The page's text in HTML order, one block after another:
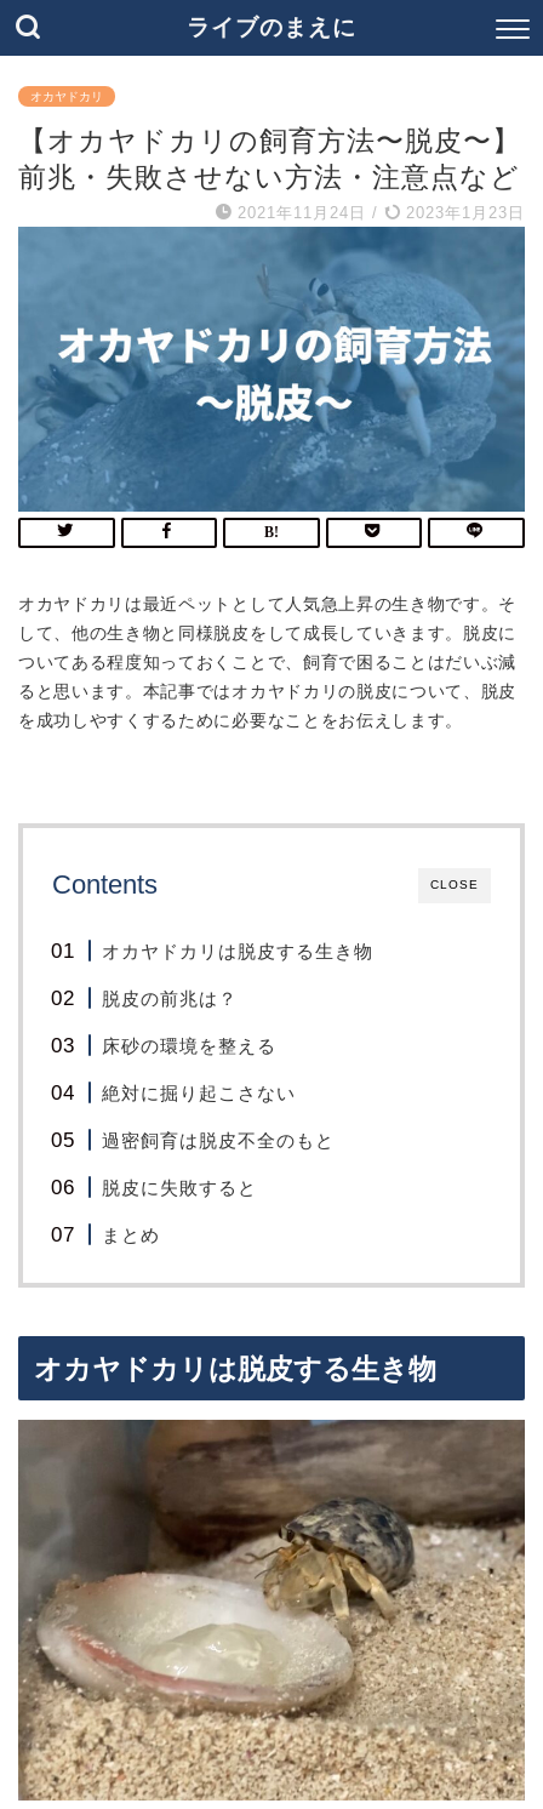
ライブのまえに
オカヤドカリ
【オカヤドカリの飼育方法〜脱皮〜】
前兆・失敗させない方法・注意点など
2021年11月24日 / 2023年1月23日
オカヤドカリは最近ペットとして人気急上昇の生き物です。そ
して、他の生き物と同様脱皮をして成長していきます。脱皮に
ついてある程度知っておくことで、飼育で困ることはだいぶ減
ると思います。本記事ではオカヤドカリの脱皮について、脱皮
を成功しやすくするために必要なことをお伝えします。
CLOSE
Contents
オカヤドカリは脱皮する生き物
脱皮の前兆は？
床砂の環境を整える
絶対に掘り起こさない
過密飼育は脱皮不全のもと
脱皮に失敗すると
まとめ
オカヤドカリは脱皮する生き物